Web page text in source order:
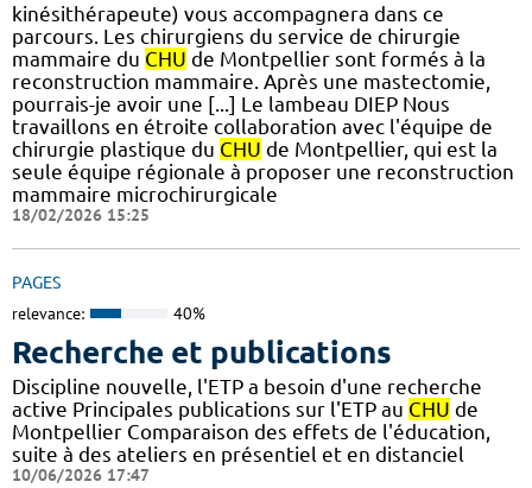
kinésithérapeute) vous accompagnera dans ce
parcours. Les chirurgiens du service de chirurgie
mammaire du CHU de Montpellier sont formés à la
reconstruction mammaire. Après une mastectomie,
pourrais-je avoir une [...] Le lambeau DIEP Nous
travaillons en étroite collaboration avec l'équipe de
chirurgie plastique du CHU de Montpellier, qui est la
seule équipe régionale à proposer une reconstruction
mammaire microchirurgicale
18/02/2026 15:25
PAGES
relevance: 40%
Recherche et publications
Discipline nouvelle, l'ETP a besoin d'une recherche
active Principales publications sur l'ETP au CHU de
Montpellier Comparaison des effets de l'éducation,
suite à des ateliers en présentiel et en distanciel
10/06/2026 17:47